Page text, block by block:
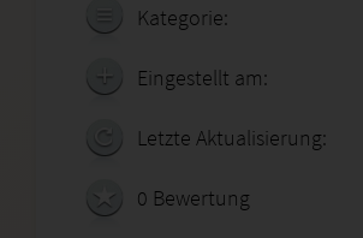
Kategorie:
Eingestellt am:
Letzte Aktualisierung:
0 Bewertung